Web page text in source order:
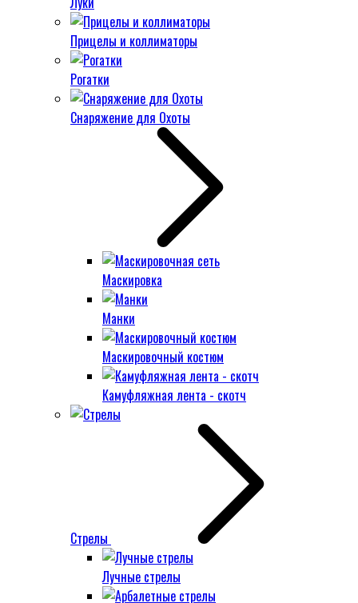
Прицелы и коллиматоры
Рогатки
Снаряжение для Охоты
Маскировка
Манки
Маскировочный костюм
Камуфляжная лента - скотч
Стрелы
Лучные стрелы